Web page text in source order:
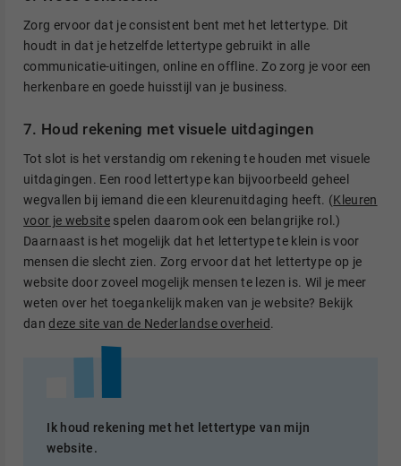
Zorg ervoor dat je consistent bent met het lettertype. Dit
houdt in dat je hetzelfde lettertype gebruikt in alle
communicatie-uitingen, online en offline. Zo zorg je voor een
herkenbare en goede huisstijl van je business.
7. Houd rekening met visuele uitdagingen
Tot slot is het verstandig om rekening te houden met visuele
uitdagingen. Een rood lettertype kan bijvoorbeeld geheel
wegvallen bij iemand die een kleurenuitdaging heeft. (Kleuren
voor je website spelen daarom ook een belangrijke rol.)
Daarnaast is het mogelijk dat het lettertype te klein is voor
mensen die slecht zien. Zorg ervoor dat het lettertype op je
website door zoveel mogelijk mensen te lezen is. Wil je meer
weten over het toegankelijk maken van je website? Bekijk
dandeze site van de Nederlandse overheid.
Ik houd rekening met het lettertype van mijn
website.